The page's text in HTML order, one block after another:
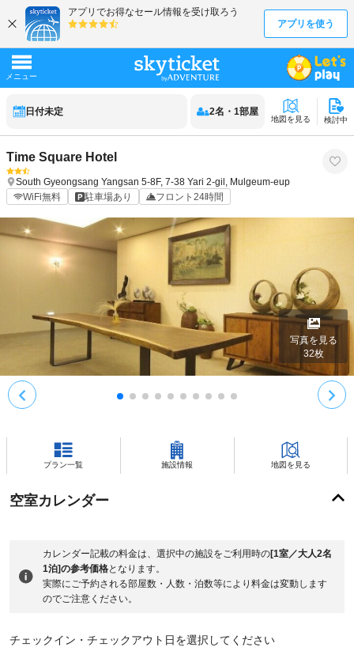
日付未定 2名 ・ 1部屋
地図を見る 検討中
Time Square Hotel
South Gyeongsang Yangsan 5-8F, 7-38 Yari 2-gil, Mulgeum-eup
WiFi無料
駐車場あり フロント24時間
写真を見る
32枚
プラン一覧 施設情報 地図を見る
空室カレンダー
カレンダー記載の料金は、選択中の施設をご利用時の[1室／大人2名
1泊]の参考価格となります。
実際にご予約される部屋数・人数・泊数等により料金は変動します
のでご注意ください。
チェックイン・チェックアウト日を選択してください